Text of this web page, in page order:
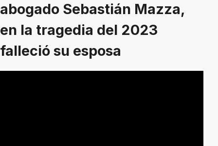
abogado Sebastián Mazza,
en la tragedia del 2023
falleció su esposa